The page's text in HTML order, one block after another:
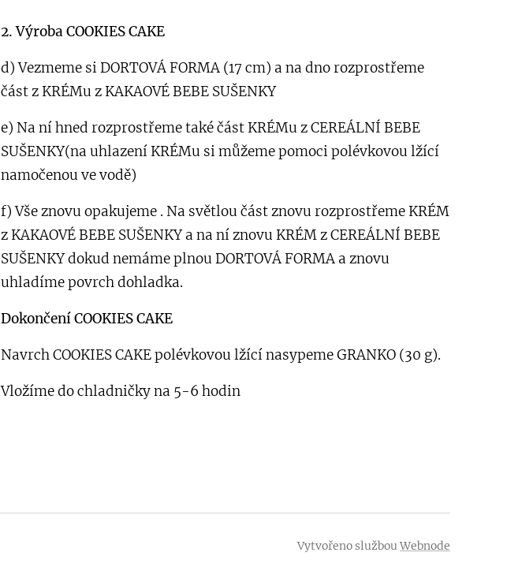
2. Výroba COOKIES CAKE
d) Vezmeme si DORTOVÁ FORMA (17 cm) a na dno rozprostřeme
část z KRÉMu z KAKAOVÉ BEBE SUŠENKY
e) Na ní hned rozprostřeme také část KRÉMu z CEREÁLNÍ BEBE
SUŠENKY(na uhlazení KRÉMu si můžeme pomoci polévkovou lžící
namočenou ve vodě)
f) Vše znovu opakujeme . Na světlou část znovu rozprostřeme KRÉM
z KAKAOVÉ BEBE SUŠENKY a na ní znovu KRÉM z CEREÁLNÍ BEBE
SUŠENKY dokud nemáme plnou DORTOVÁ FORMA a znovu
uhladíme povrch dohladka.
Dokončení COOKIES CAKE
Navrch COOKIES CAKE polévkovou lžící nasypeme GRANKO (30 g).
Vložíme do chladničky na 5-6 hodin
Vytvořeno službouWebnode